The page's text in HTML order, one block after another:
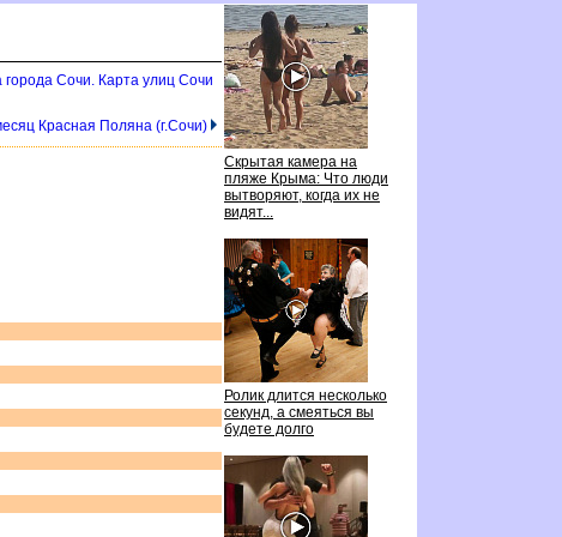
Скрытая камера на
пляже Крыма: Что люди
ытворяют, когда их не
идят...
Ролик длится несколько
секунд, а смеяться вы
удете долго
Сочи. Карта улиц Сочи
Красная Поляна (г.Сочи)